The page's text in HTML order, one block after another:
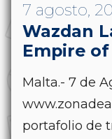
7 agosto,
Wazdan
Empire of
Malta.- 7 de
portafolio de